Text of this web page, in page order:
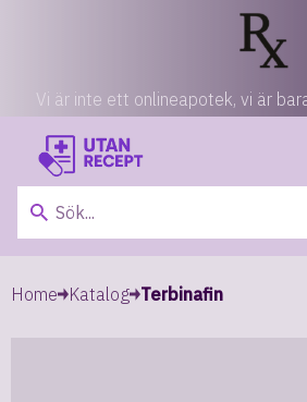
Vi är inte ett onlineapotek, vi är
Home Katalog Terbinafin